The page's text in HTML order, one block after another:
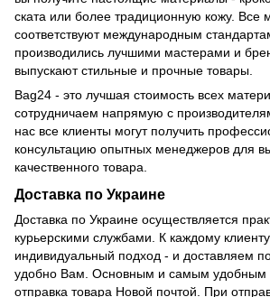
ската или более традиционную кожу. Все
соответствуют международным
производились лучшими мастерами и
выпускают стильные и прочные товары.
Bag24 - это лучшая стоимость всех
сотрудничаем напрямую с
нас все клиенты могут получить
консультацию опытных менеджеров для
качественного товара.
Доставка по Украине
Доставка по Украине осуществляется
курьерскими службами. К каждому
индивидуальный подход - и доставляем
удобно Вам. Основным и самым удобным
отправка товара Новой почтой. При